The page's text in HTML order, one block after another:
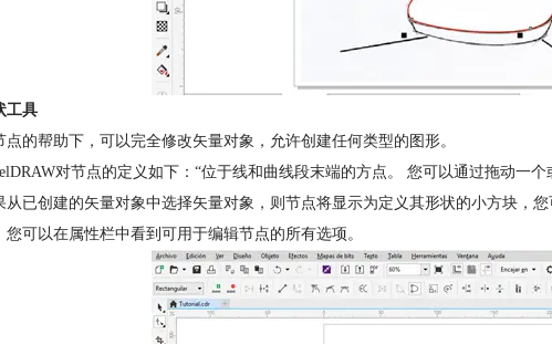
工具
点的帮助下，可以完全修改矢量对象，允许创建任何类型的图形。
对节点的定义如下：“位于线和曲线段末端的方点。 您可以通过拖动一
从已创建的矢量对象中选择矢量对象，则节点将显示为定义其形状的小方块，
您可以在属性栏中看到可用于编辑节点的所有选项。